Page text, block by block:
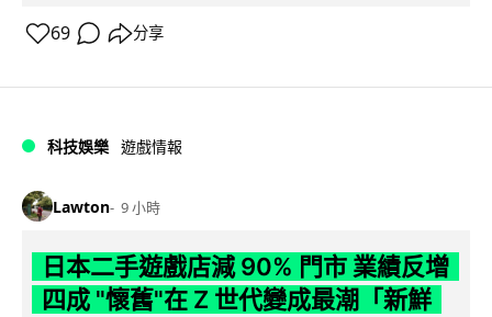
69 分享
科技娛樂 遊戲情報
Lawton 9 小時
日本二手遊戲店減 90% 門市 業績反增
四成 "懷舊"在 Z 世代變成最潮「新鮮